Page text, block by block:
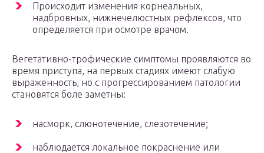
Происходит изменения корнеальных,
надбровных, нижнечелюстных рефлексов, что
определяется при осмотре врачом.
Вегетативно-трофические симптомы проявляются во
время приступа, на первых стадиях имеют слабую
выраженность, но с прогрессированием патологии
становятся боле заметны:
насморк, слюнотечение, слезотечение;
наблюдается локальное покраснение или